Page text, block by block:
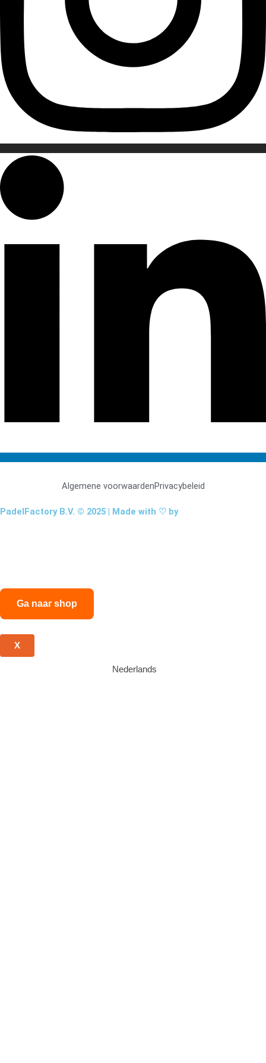
Algemene voorwaardenPrivacybeleid
PadelFactory B.V. © 2025 | Made with ♡ by
Ga naar shop
X
Nederlands